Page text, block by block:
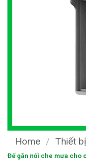
Home / Thiết
Đế gắn nối che mưa cho